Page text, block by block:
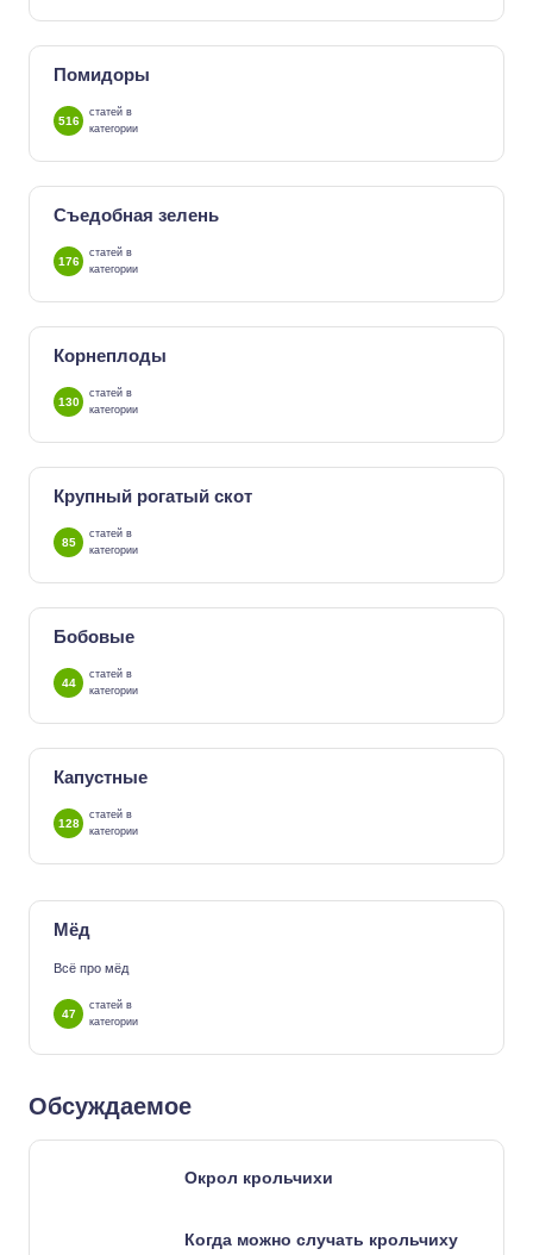
Помидоры
516
статей в
категории
Съедобная зелень
176
статей в
категории
Корнеплоды
130
статей в
категории
Крупный рогатый скот
85
статей в
категории
Бобовые
44
статей в
категории
Капустные
128
статей в
категории
Мёд
Всё про мёд
47
статей в
категории
Обсуждаемое
Окрол крольчихи
Когда можно случать крольчиху